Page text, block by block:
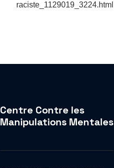
raciste_1129019_3224.html
Centre Contre les
Manipulations Mentales